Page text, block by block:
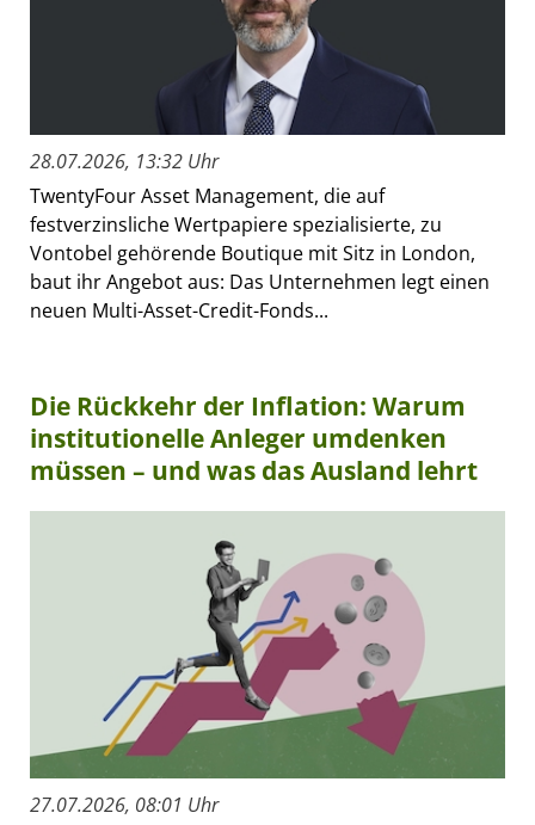
28.07.2026, 13:32 Uhr
TwentyFour Asset Management, die auf
festverzinsliche Wertpapiere spezialisierte, zu
Vontobel gehörende Boutique mit Sitz in London,
baut ihr Angebot aus: Das Unternehmen legt einen
neuen Multi-Asset-Credit-Fonds...
Die Rückkehr der Inflation: Warum
institutionelle Anleger umdenken
müssen – und was das Ausland lehrt
27.07.2026, 08:01 Uhr